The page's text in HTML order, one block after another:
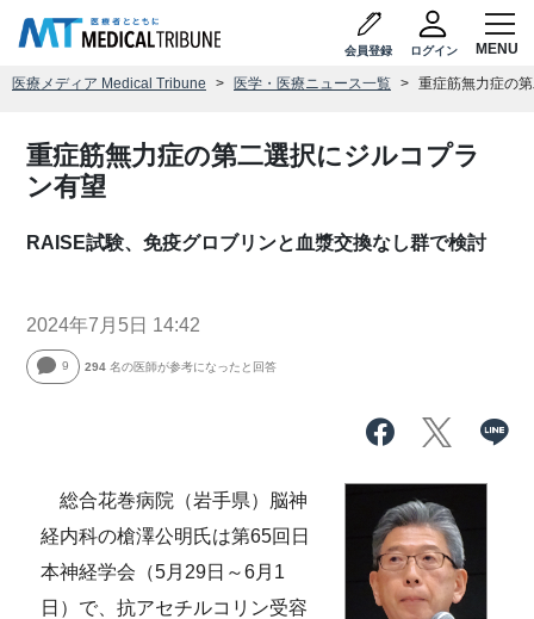
会員登録 ログイン
医療メディア Medical Tribune 医学・医療ニュース一覧 重症筋無力症の
重症筋無力症の第二選択にジルコプラ
ン有望
RAISE試験、免疫グロブリンと血漿交換なし群で検討
2024年7月5日 14:42
9 294 名の医師が参考になったと回答
総合花巻病院（岩手県）脳神
経内科の槍澤公明氏は第65回日
本神経学会（5月29日～6月1
日）で、抗アセチルコリン受容